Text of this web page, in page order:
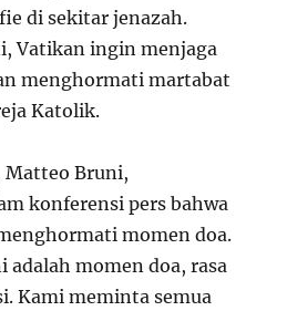
di sekitar jenazah.
Vatikan ingin menjaga
menghormati martabat
Katolik.
Matteo Bruni,
konferensi pers bahwa
momen doa.
adalah momen doa, rasa
Kami meminta semua